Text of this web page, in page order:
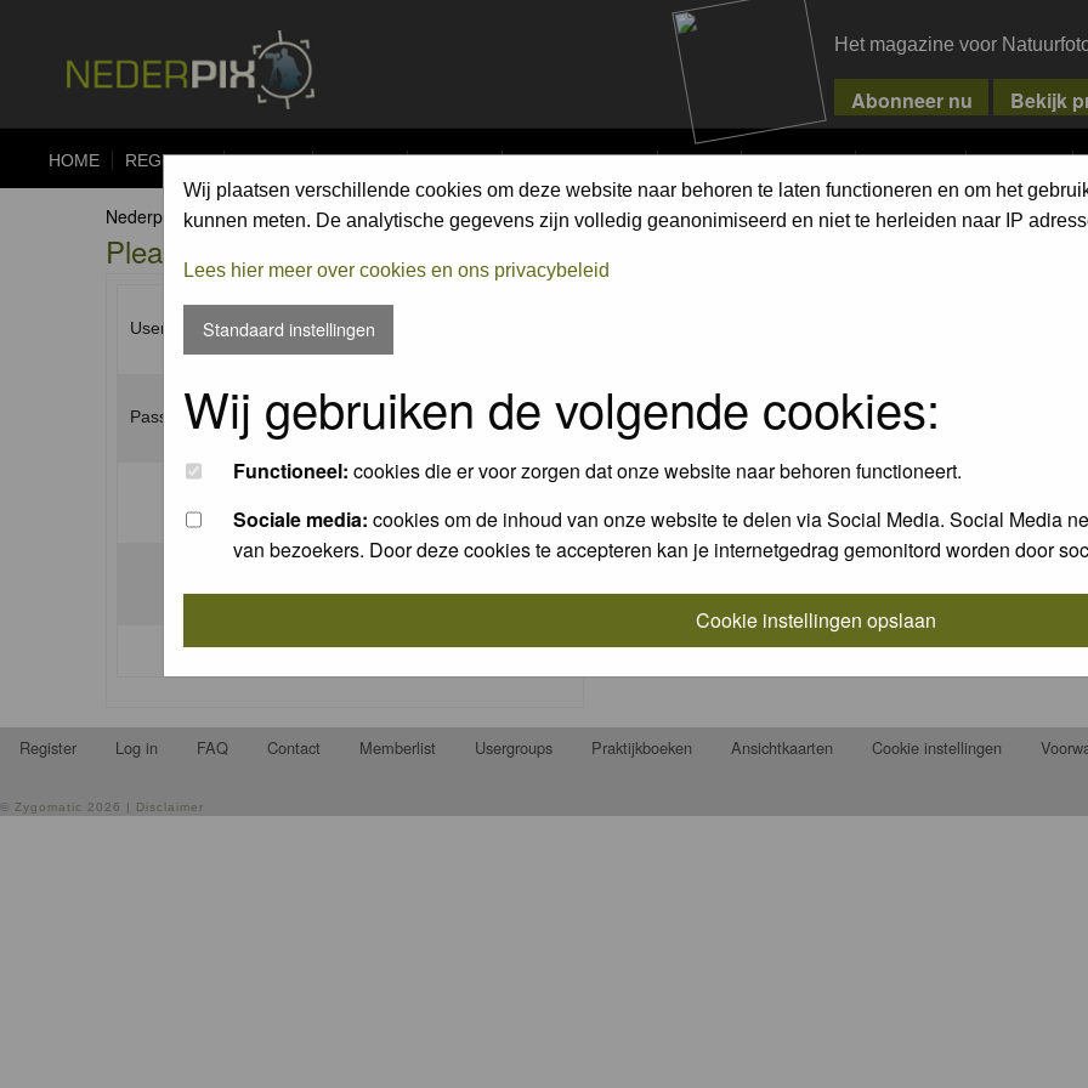
Het magazine voor
HOME REGISTER FORUM UPLOAD ALBUMS COMPETITIONS PIXPAS MAGAZINE WEBSHOP CONTACT
Wij plaatsen verschillende cookies om deze website naar behoren te laten functioneren en om het
kunnen meten. De analytische gegevens zijn volledig geanonimiseerd en niet te herleiden naar IP
Lees hier meer over cookies en ons privacybeleid
Standaard instellingen
Wij gebruiken de volgende cookies:
Functioneel: cookies die er voor zorgen dat onze website naar behoren functioneert.
Sociale media: cookies om de inhoud van onze website te delen via Social Media. Social Media
van bezoekers. Door deze cookies te accepteren kan je internetgedrag gemonitord worden door
Cookie instellingen opslaan
Nederpix.nl Forum Index
Please enter your username and password to log in.
Username:
Password:
I forgot my password
Register Log in FAQ Contact Memberlist Usergroups Praktijkboeken Ansichtkaarten Cookie instellingen
© Zygomatic 2026 | Disclaimer